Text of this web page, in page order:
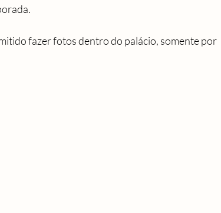
fazer fotos dentro do palácio, somente por